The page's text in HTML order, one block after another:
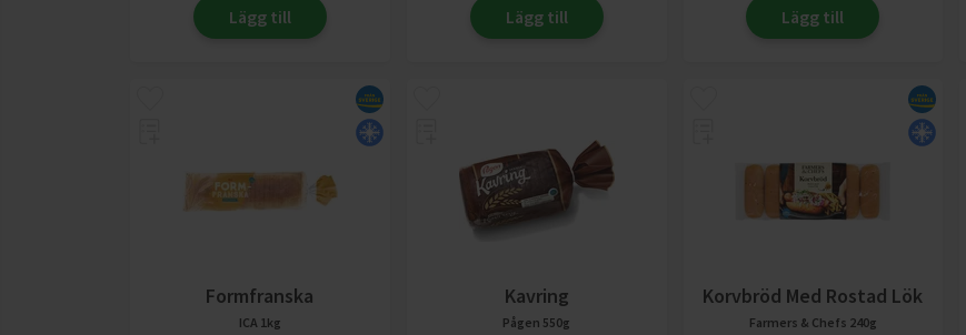
Lägg till Lägg till Lägg till
Formfranska
ICA 1kg
Kavring
Pågen 550g
Korvbröd Med Rostad Lök
Farmers & Chefs 240g